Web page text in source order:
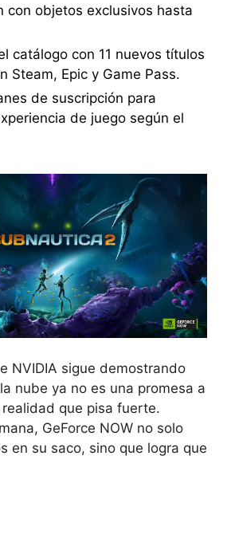
con objetos exclusivos hasta
catálogo con 11 nuevos títulos
Steam, Epic y Game Pass.
de suscripción para
de juego según el
NVIDIA sigue demostrando
nube ya no es una promesa a
que pisa fuerte.
GeForce NOW no solo
en su saco, sino que logra que